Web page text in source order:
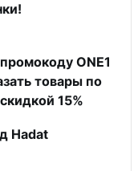
ONE1
15%
Hadat